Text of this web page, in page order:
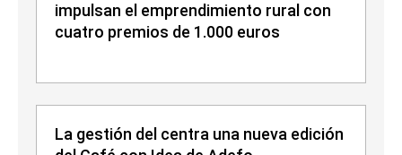
impulsan el emprendimiento rural con
cuatro premios de 1.000 euros
La gestión del centra una nueva edición